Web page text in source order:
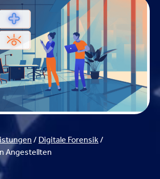
/ Digitale Forensik/
Angestellten